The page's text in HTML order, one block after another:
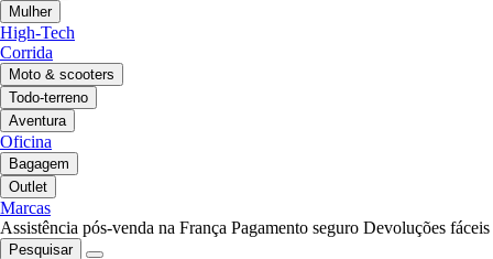
Mulher
High-Tech
Corrida
Moto & scooters
Todo-terreno
Aventura
Oficina
Bagagem
Outlet
Marcas
Assistência pós-venda na França Pagamento seguro Devoluções fáceis
Pesquisar